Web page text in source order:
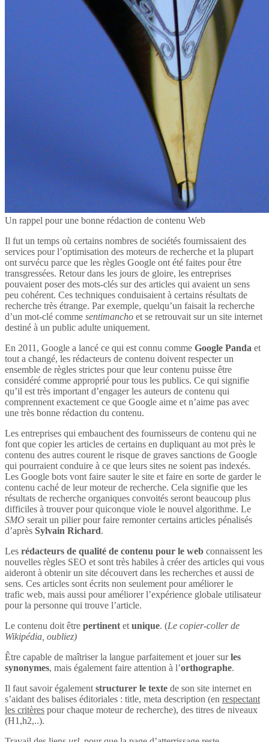
Un rappel pour une bonne rédaction de contenu Web
Il fut un temps où certains nombres de sociétés fournissaient des
services pour l’optimisation des moteurs de recherche et la plupart
ont survécu parce que les règles Google ont été faites pour être
transgressées. Retour dans les jours de gloire, les entreprises
pouvaient poser des mots-clés sur des articles qui avaient un sens
peu cohérent. Ces techniques conduisaient à certains résultats de
recherche très étrange. Par exemple, quelqu’un faisait la recherche
d’un mot-clé comme sentimancho et se retrouvait sur un site internet
destiné à un public adulte uniquement.
En 2011, Google a lancé ce qui est connu comme Google Panda et
tout a changé, les rédacteurs de contenu doivent respecter un
ensemble de règles strictes pour que leur contenu puisse être
considéré comme approprié pour tous les publics. Ce qui signifie
qu’il est très important d’engager les auteurs de contenu qui
comprennent exactement ce que Google aime et n’aime pas avec
une très bonne rédaction du contenu.
Les entreprises qui embauchent des fournisseurs de contenu qui ne
font que copier les articles de certains en dupliquant au mot près le
contenu des autres courent le risque de graves sanctions de Google
qui pourraient conduire à ce que leurs sites ne soient pas indexés.
Les Google bots vont faire sauter le site et faire en sorte de garder le
contenu caché de leur moteur de recherche. Cela signifie que les
résultats de recherche organiques convoités seront beaucoup plus
difficiles à trouver pour quiconque viole le nouvel algorithme. Le
SMO serait un pilier pour faire remonter certains articles pénalisés
d’après Sylvain Richard.
Les rédacteurs de qualité de contenu pour le web connaissent les
nouvelles règles SEO et sont très habiles à créer des articles qui vous
aideront à obtenir un site découvert dans les recherches et aussi de
sens. Ces articles sont écrits non seulement pour améliorer le
trafic web, mais aussi pour améliorer l’expérience globale utilisateur
pour la personne qui trouve l’article.
Le contenu doit être pertinent et unique. (Le copier-coller de
Wikipédia, oubliez)
Être capable de maîtriser la langue parfaitement et jouer surles
synonymes, mais également faire attention à l’orthographe.
Il faut savoir également structurer le texte de son site internet en
s’aidant des balises éditoriales : title, meta description (en respectant
les critères pour chaque moteur de recherche), des titres de niveaux
(H1,h2,..).